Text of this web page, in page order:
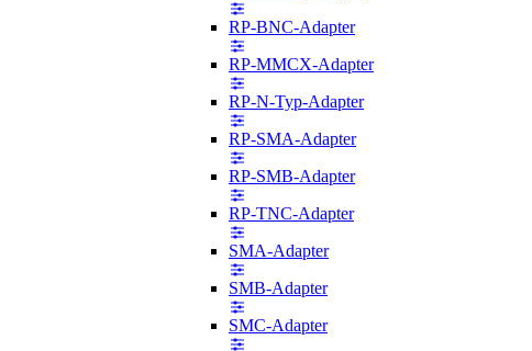
RP-BNC-Adapter
RP-MMCX-Adapter
RP-N-Typ-Adapter
RP-SMA-Adapter
RP-SMB-Adapter
RP-TNC-Adapter
SMA-Adapter
SMB-Adapter
SMC-Adapter